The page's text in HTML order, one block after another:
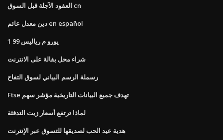
العقود الآجلة قبل السوق cn
دين معدل عائم en español
1 99 يورو م رياليس
شراء محل بقالة على الانترنت
رسملة الرسم البياني لسوق التفاح
Ftse تهدف جميع البيانات التاريخية مؤشر سهم
لماذا ترتفع أسعار زيت التدفئة
هدية عيد الحب لصديقها للتسوق عبر الإنترنت